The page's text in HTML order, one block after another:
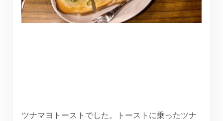
ツナマヨトーストでした。トーストに乗ったツナ